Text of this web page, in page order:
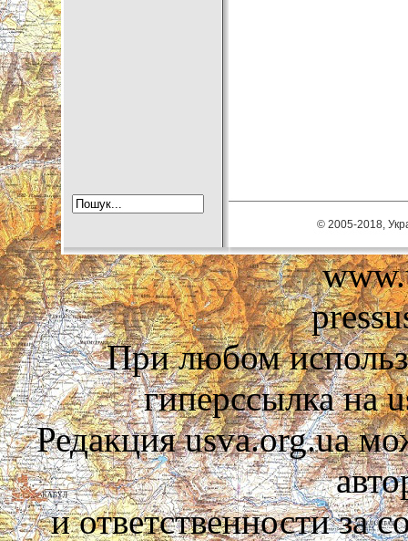
© 2005-2018,
При любом
гиперссылка на
Редакция usva.org.ua
и ответственности за